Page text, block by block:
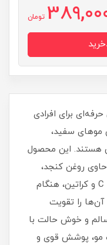
تومان
برای افرادی
سفید،
هستند. این محصول
روغن کنجد،
آلوئه‌ورا، روغن جوانه گندم، ویتامین C و کراتین، هنگام
را تقویت
و خوش‌ حالت با
مو، پوشش قوی و